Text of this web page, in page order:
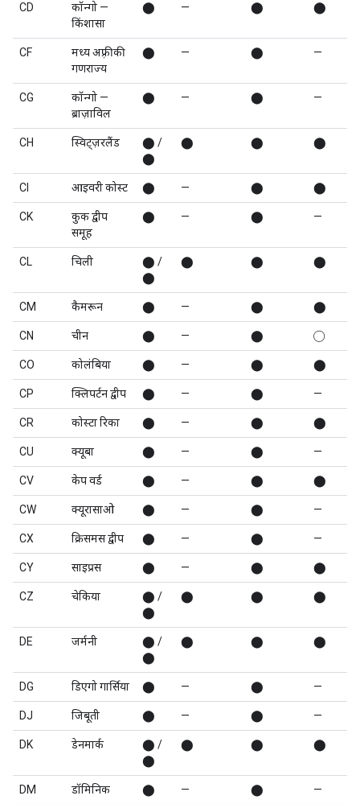
CD
कॉन्गो —
किंशासा
⬤ — ⬤ ⬤
CF
मध्य अफ़्रीकी
गणराज्य
⬤ — ⬤ —
CG
कॉन्गो —
ब्राज़ाविल
⬤ — ⬤ —
CH स्विट्ज़रलैंड
⬤ /
⬤
⬤ ⬤ ⬤
CI आइवरी कोस्ट ⬤ — ⬤ ⬤
CK
कुक द्वीप
समूह
⬤ — ⬤ —
CL चिली
⬤ /
⬤
⬤ ⬤ ⬤
CM कैमरून ⬤ — ⬤ ⬤
CN चीन ⬤ — ⬤ ◯
CO कोलंबिया ⬤ — ⬤ ⬤
CP क्लिपर्टन द्वीप ⬤ — ⬤ —
CR कोस्टा रिका ⬤ — ⬤ ⬤
CU क्यूबा ⬤ — ⬤ —
CV केप वर्ड ⬤ — ⬤ ⬤
CW क्यूरासाओ ⬤ — ⬤ —
CX क्रिसमस द्वीप ⬤ — ⬤ —
CY साइप्रस ⬤ — ⬤ ⬤
CZ चेकिया
⬤ /
⬤
⬤ ⬤ ⬤
DE जर्मनी
⬤ /
⬤
⬤ ⬤ ⬤
DG डिएगो गार्सिया ⬤ — ⬤ —
DJ जिबूती ⬤ — ⬤ —
DK डेनमार्क
⬤ /
⬤
⬤ ⬤ ⬤
DM डॉमिनिक ⬤ — ⬤ —